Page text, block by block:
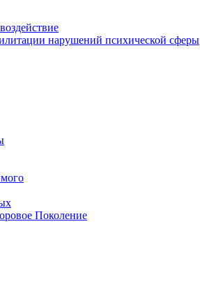
нарушений психической сферы
Поколение